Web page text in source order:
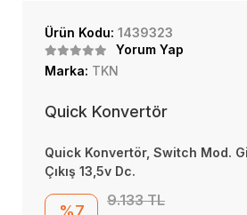
Ürün Kodu: 1439323
Yorum Yap
Marka: TKN
Quick Konvertör
Quick Konvertör, Switch Mod.
Çıkış 13,5v Dc.
%7
9.133 TL